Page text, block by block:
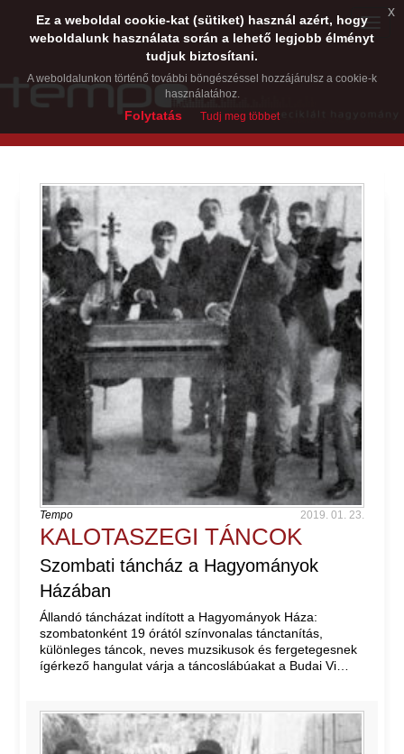
Tempo 2019. 01. 23.
KALOTASZEGI TÁNCOK
Szombati táncház a Hagyományok
Házában
Állandó táncházat indított a Hagyományok Háza:
szombatonként 19 órától színvonalas tánctanítás,
különleges táncok, neves muzsikusok és fergetegesnek
ígérkező hangulat várja a táncoslábúakat a Budai Vi…
Ez a weboldal cookie-kat (sütiket) használ azért, hogy
weboldalunk használata során a lehető legjobb élményt
tudjuk biztosítani.
A weboldalunkon történő további böngészéssel hozzájárulsz a cookie-k
használatához.
Folytatás Tudj meg többet
x